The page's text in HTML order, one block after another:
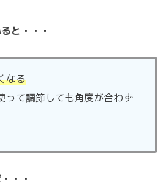
と・・・
なる
って調節しても角度が合わず
・・